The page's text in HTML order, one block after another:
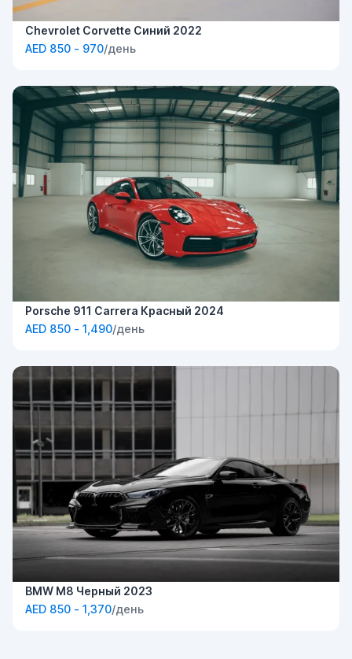
Chevrolet Corvette Синий 2022
AED 850 - 970/день
Porsche 911 Carrera Красный 2024
AED 850 - 1,490/день
BMW M8 Черный 2023
AED 850 - 1,370/день